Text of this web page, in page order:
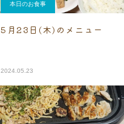
本日のお食事
5月23日(木)のメニュー
2024.05.23